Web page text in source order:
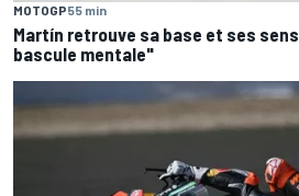
MOTOGP55 min
Martín retrouve sa base et ses
bascule mentale"